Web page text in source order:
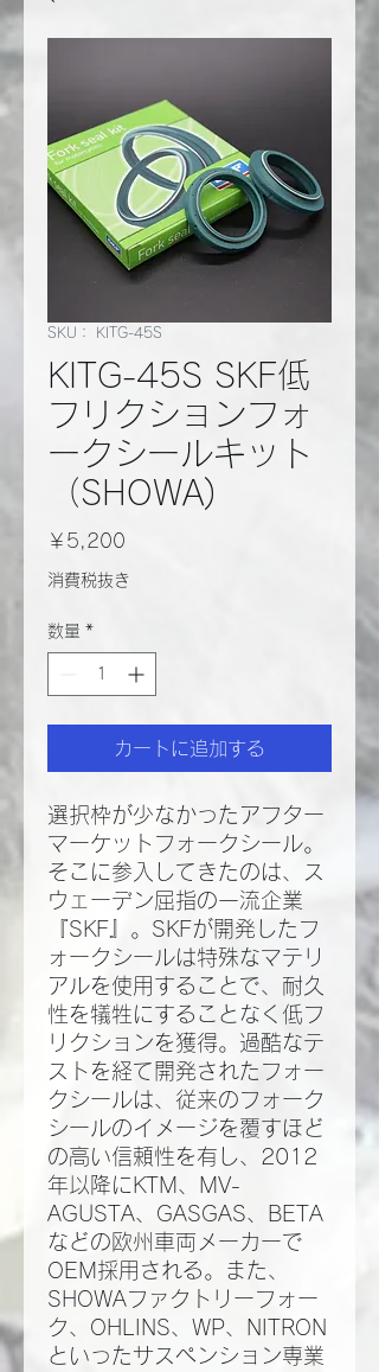
SKU： KITG-45S
KITG-45S SKF低
フリクションフォ
ークシールキット
（SHOWA)
￥5,200
格
消費税抜き
数量 *
カートに追加する
選択枠が少なかったアフター
マーケットフォークシール。
そこに参入してきたのは、ス
ウェーデン屈指の一流企業
『SKF』。SKFが開発したフ
ォークシールは特殊なマテリ
アルを使用することで、耐久
性を犠牲にすることなく低フ
リクションを獲得。過酷なテ
ストを経て開発されたフォー
クシールは、従来のフォーク
シールのイメージを覆すほど
の高い信頼性を有し、2012
年以降にKTM、MV-
AGUSTA、GASGAS、BETA
などの欧州車両メーカーで
OEM採用される。また、
SHOWAファクトリーフォー
ク、OHLINS、WP、NITRON
といったサスぺンション専業